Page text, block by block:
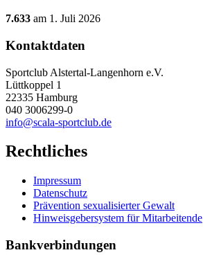
7.633 am 1. Juli 2026
Kontaktdaten
Sportclub Alstertal-Langenhorn e.V.
Lüttkoppel 1
22335 Hamburg
040 3006299-0
info@scala-sportclub.de
Rechtliches
Impressum
Datenschutz
Prävention sexualisierter Gewalt
Hinweisgebersystem für Mitarbeitende
Bankverbindungen